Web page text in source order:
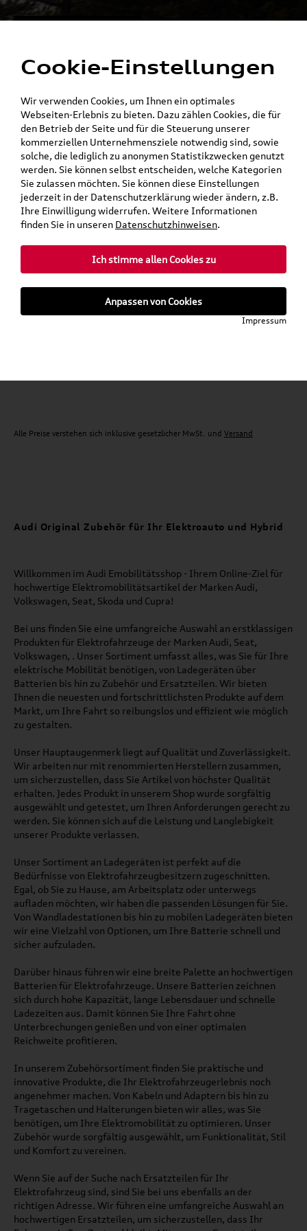
Alle Preise verstehen sich inklusive gesetzlicher MwSt. und Versand
Audi Original Zubehör für Ihr Elektroauto und Hybrid
Willkommen im Audi Emobilitätsshop - Ihrem Online-Ziel für
hochwertige Elektromobilitätsartikel der Marken Audi,
Volkswagen, Seat, Skoda und Cupra!
Bei uns finden Sie eine umfangreiche Auswahl an erstklassigen
Produkten für Elektrofahrzeuge der Marken Audi, Seat,
Volkswagen, . Unser Sortiment umfasst alles, was Sie für Ihre
elektrische Mobilität benötigen, von Ladegeräten über
Batterien bis hin zu Zubehör und Ersatzteilen. Wir bieten
Ihnen die neuesten und fortschrittlichsten Produkte auf dem
Markt, um Ihre Fahrt so reibungslos und effizient wie möglich
zu gestalten.
Unser Hauptaugenmerk liegt auf Qualität und Zuverlässigkeit.
Wir arbeiten nur mit renommierten Herstellern zusammen,
um sicherzustellen, dass Sie Artikel von höchster Qualität
erhalten. Jedes Produkt in unserem Shop wurde sorgfältig
ausgewählt und getestet, um Ihren Anforderungen gerecht zu
werden. Sie können sich auf die Leistung und Langlebigkeit
unserer Produkte verlassen.
Unser Sortiment an Ladegeräten ist perfekt auf die
Bedürfnisse von Elektrofahrzeugbesitzern zugeschnitten.
Egal, ob Sie zu Hause, am Arbeitsplatz oder unterwegs
aufladen möchten, wir haben die passenden Lösungen für Sie.
Von Wandladestationen bis hin zu mobilen Ladegeräten bieten
wir eine Vielzahl von Optionen, um Ihre Batterie schnell und
sicher aufzuladen.
Darüber hinaus führen wir eine breite Palette an hochwertigen
Batterien für Elektrofahrzeuge. Unsere Batterien zeichnen
sich durch hohe Kapazität, lange Lebensdauer und schnelle
Ladezeiten aus. Damit können Sie Ihre Fahrt ohne
Unterbrechungen genießen und von einer optimalen
Reichweite profitieren.
In unserem Zubehörsortiment finden Sie praktische und
innovative Produkte, die Ihr Elektrofahrzeugerlebnis noch
angenehmer machen. Von Kabeln und Adaptern bis hin zu
Tragetaschen und Halterungen bieten wir alles, was Sie
benötigen, um Ihre Elektromobilität zu optimieren. Unser
Zubehör wurde sorgfältig ausgewählt, um Funktionalität, Stil
und Komfort zu vereinen.
Wenn Sie auf der Suche nach Ersatzteilen für Ihr
Elektrofahrzeug sind, sind Sie bei uns ebenfalls an der
richtigen Adresse. Wir führen eine umfangreiche Auswahl an
hochwertigen Ersatzteilen, um sicherzustellen, dass Ihr
Cookie-Einstellungen
Wir verwenden Cookies, um Ihnen ein optimales
Webseiten-Erlebnis zu bieten. Dazu zählen Cookies, die für
den Betrieb der Seite und für die Steuerung unserer
kommerziellen Unternehmensziele notwendig sind, sowie
solche, die lediglich zu anonymen Statistikzwecken genutzt
werden. Sie können selbst entscheiden, welche Kategorien
Sie zulassen möchten. Sie können diese Einstellungen
jederzeit in der Datenschutzerklärung wieder ändern, z.B.
Ihre Einwilligung widerrufen. Weitere Informationen
finden Sie in unseren Datenschutzhinweisen.
Ich stimme allen Cookies zu
Anpassen von Cookies
Impressum